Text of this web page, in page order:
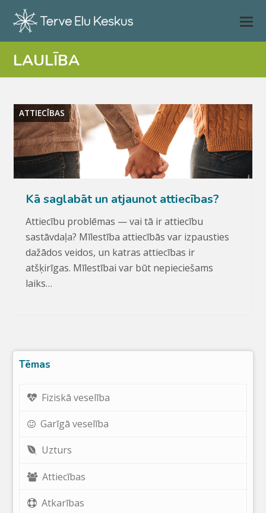
LAULĪBA
ATTIECĪBAS
Kā saglabāt un atjaunot attiecības?
Attiecību problēmas — vai tā ir attiecību
sastāvdaļa? Mīlestība attiecībās var izpausties
dažādos veidos, un katras attiecības ir
atšķirīgas. Mīlestībai var būt nepieciešams
laiks…
Tēmas
Fiziskā veselība
Garīgā veselība
Uzturs
Attiecības
Atkarības